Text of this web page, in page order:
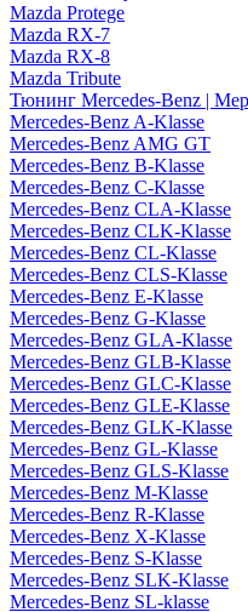
Mazda Protege
Mazda RX-7
Mazda RX-8
Mazda Tribute
Тюнинг Mercedes-Benz |
Mercedes-Benz A-Klasse
Mercedes-Benz AMG GT
Mercedes-Benz B-Klasse
Mercedes-Benz C-Klasse
Mercedes-Benz CLA-Klasse
Mercedes-Benz CLK-Klasse
Mercedes-Benz CL-Klasse
Mercedes-Benz CLS-Klasse
Mercedes-Benz E-Klasse
Mercedes-Benz G-Klasse
Mercedes-Benz GLA-Klasse
Mercedes-Benz GLB-Klasse
Mercedes-Benz GLC-Klasse
Mercedes-Benz GLE-Klasse
Mercedes-Benz GLK-Klasse
Mercedes-Benz GL-Klasse
Mercedes-Benz GLS-Klasse
Mercedes-Benz M-Klasse
Mercedes-Benz R-Klasse
Mercedes-Benz X-Klasse
Mercedes-Benz S-Klasse
Mercedes-Benz SLK-Klasse
Mercedes-Benz SL-klasse